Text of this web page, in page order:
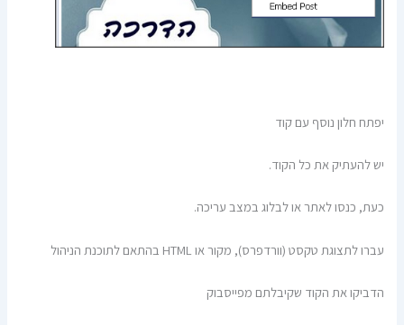
יפתח חלון נוסף עם קוד
יש להעתיק את כל הקוד.
כעת, כנסו לאתר או לבלוג במצב עריכה.
עברו לתצוגת טקסט (וורדפרס), מקור או HTML בהתאם לתוכנת הניהול
הדביקו את הקוד שקיבלתם מפייסבוק